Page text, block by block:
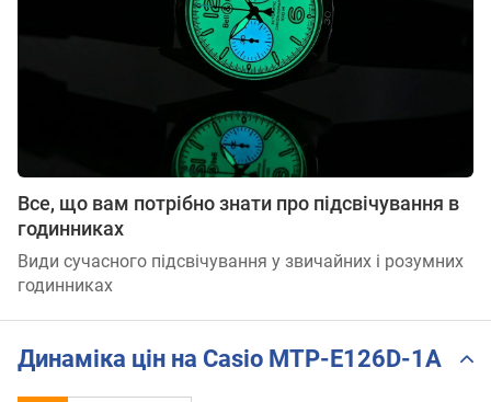
Все, що вам потрібно знати про підсвічування в
годинниках
Види сучасного підсвічування у звичайних і розумних
годинниках
Динаміка цін на Casio MTP-E126D-1A